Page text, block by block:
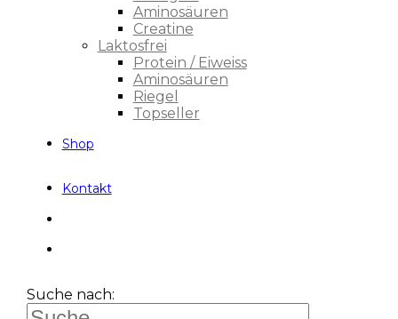
Aminosäuren
Creatine
Laktosfrei
Protein / Eiweiss
Aminosäuren
Riegel
Topseller
Shop
Kontakt
Suche nach: